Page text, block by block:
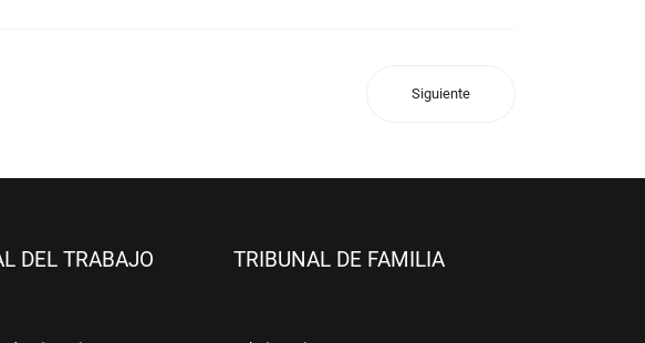
Siguiente
DEL TRABAJO TRIBUNAL DE FAMILIA